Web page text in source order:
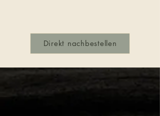
Direkt nachbestellen